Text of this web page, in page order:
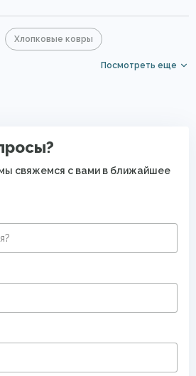
Хлопковые ковры
Ковры для квартиры
Посмотреть еще
свяжемся с вами в ближайшее